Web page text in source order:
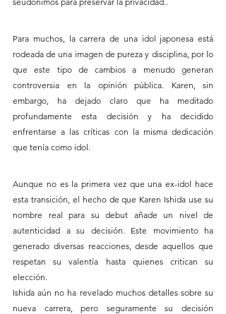
Para muchos, la carrera de una idol japonesa está
rodeada de una imagen de pureza y disciplina, por lo
que este tipo de cambios a menudo generan
controversia en la opinión pública. Karen, sin
embargo, ha dejado claro que ha meditado
profundamente esta decisión y ha decidido
enfrentarse a las críticas con la misma dedicación
que tenía como idol.
Aunque no es la primera vez que una ex-idol hace
esta transición, el hecho de que Karen Ishida use su
nombre real para su debut añade un nivel de
autenticidad a su decisión. Este movimiento ha
generado diversas reacciones, desde aquellos que
respetan su valentía hasta quienes critican su
elección.
Ishida aún no ha revelado muchos detalles sobre su
nueva carrera, pero seguramente su decisión